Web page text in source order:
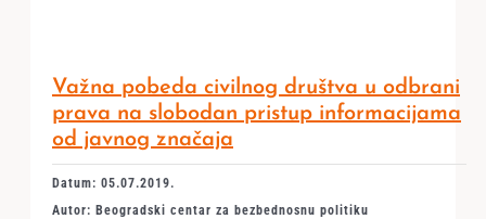
Važna pobeda civilnog društva u odbrani
prava na slobodan pristup informacijama
od javnog značaja
Datum: 05.07.2019.
Autor: Beogradski centar za bezbednosnu politiku